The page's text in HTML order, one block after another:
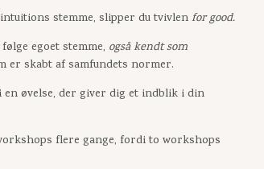
stemme, slipper du tvivlenfor good.
egoet stemme, også kendt som
er skabt af samfundets normer.
øvelse, der giver dig et indblik i din
flere gange, fordi to workshops